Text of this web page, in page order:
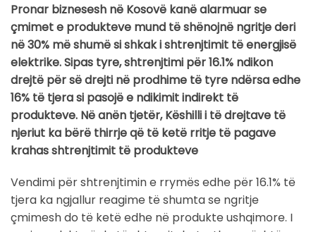
Pronar biznesesh në Kosovë kanë alarmuar se
çmimet e produkteve mund të shënojnë ngritje deri
në 30% më shumë si shkak i shtrenjtimit të energjisë
elektrike. Sipas tyre, shtrenjtimi për 16.1% ndikon
drejtë për së drejti në prodhime të tyre ndërsa edhe
16% të tjera si pasojë e ndikimit indirekt të
produkteve. Në anën tjetër, Këshilli i të drejtave të
njeriut ka bërë thirrje që të ketë rritje të pagave
krahas shtrenjtimit të produkteve
Vendimi për shtrenjtimin e rrymës edhe për 16.1% të
tjera ka ngjallur reagime të shumta se ngritje
çmimesh do të ketë edhe në produkte ushqimore. I